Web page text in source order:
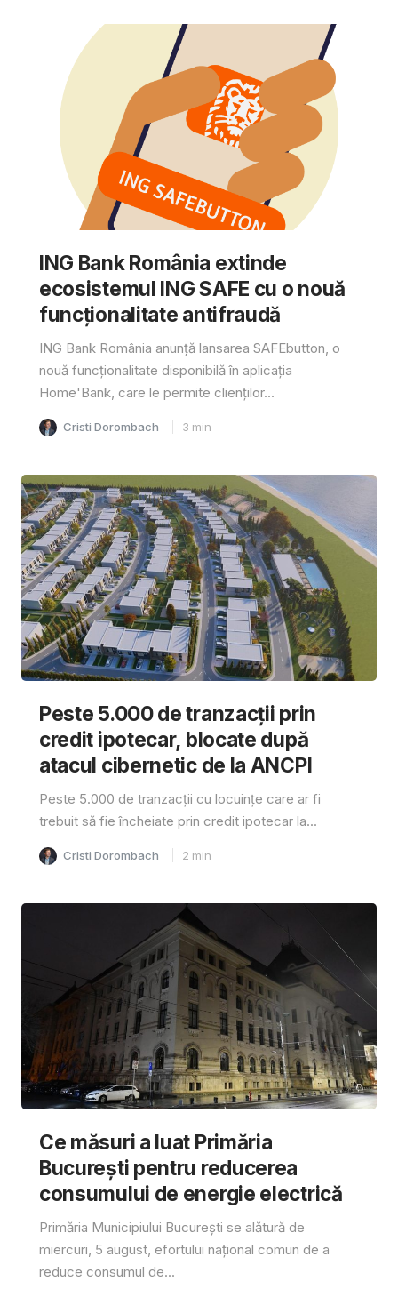
ING Bank România extinde
ecosistemul ING SAFE cu o nouă
funcționalitate antifraudă
ING Bank România anunță lansarea SAFEbutton, o
nouă funcționalitate disponibilă în aplicația
Home'Bank, care le permite clienților...
Cristi Dorombach 3 min
Peste 5.000 de tranzacții prin
credit ipotecar, blocate după
atacul cibernetic de la ANCPI
Peste 5.000 de tranzacții cu locuințe care ar fi
trebuit să fie încheiate prin credit ipotecar la...
Cristi Dorombach 2 min
Ce măsuri a luat Primăria
București pentru reducerea
consumului de energie electrică
Primăria Municipiului București se alătură de
miercuri, 5 august, efortului național comun de a
reduce consumul de...